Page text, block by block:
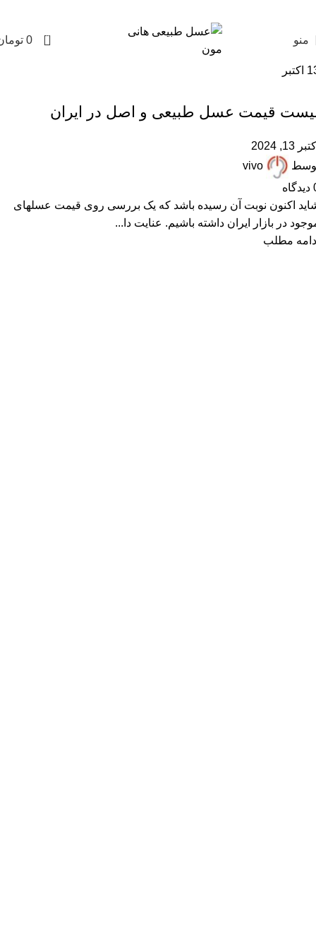
منو 0
0
اکتبر
قیمت عسل طبیعی و اصل در ایران
13, 2024
vivo
دیدگاه
اکنون نوبت آن رسیده باشد که یک بررسی روی قیمت عسلهای
در بازار ایران داشته باشیم. عنایت دا...
مطلب